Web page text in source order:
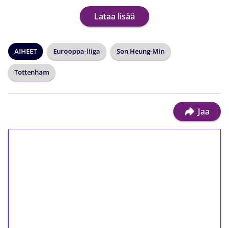
Lataa lisää
AIHEET Eurooppa-liiga Son Heung-Min
Tottenham
Jaa